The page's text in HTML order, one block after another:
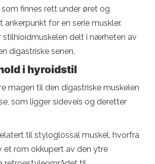
som finnes rett under øret og
ankerpunkt for en serie muskler.
stilhioidmuskelen delt i nærheten av
digastriske senen.
i hyroidstil
magen til den digastriske muskelen
som ligger sideveis og deretter
til styloglossal muskel, hvorfra
et rom okkupert av den ytre